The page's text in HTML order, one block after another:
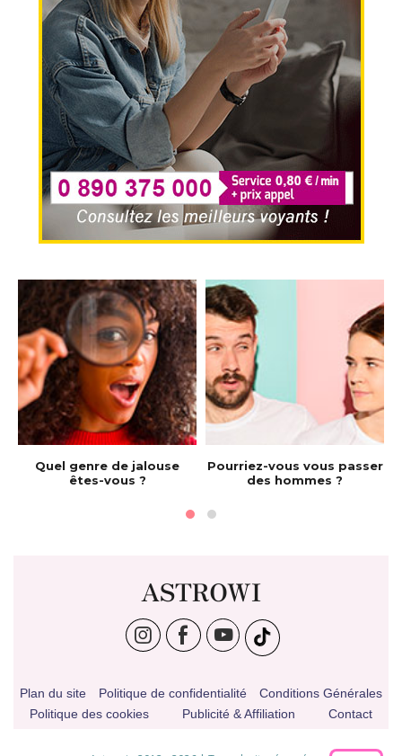
Quel genre de jalouse
êtes-vous ?
Pourriez-vous vous passer
des hommes ?
ASTROWI
Plan du site Politique de confidentialité
Conditions Générales
Politique des cookies
Publicité & Affiliation Contact